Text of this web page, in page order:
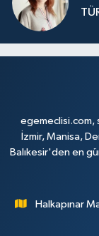
egemeclisi.com,
İzmir, Manisa,
Balıkesir'den en
Halkapınar